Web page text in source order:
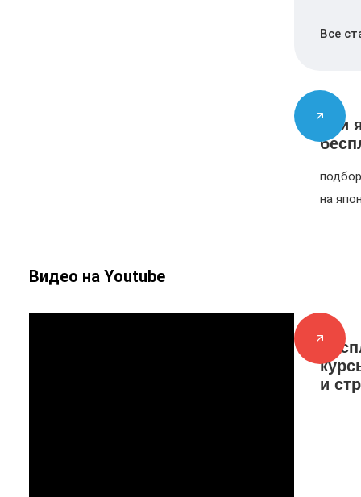
Видео на Youtube
Все
Учи
на
и